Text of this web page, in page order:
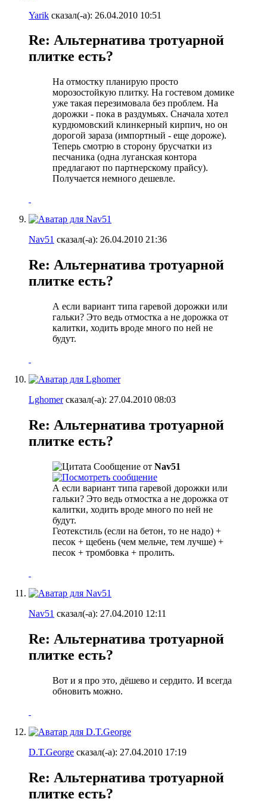
Yarik сказал(-а): 26.04.2010 10:51
Re: Альтернатива тротуарной
плитке есть?
На отмостку планирую просто
морозостойкую плитку. На гостевом домике
уже такая перезимовала без проблем. На
дорожки - пока в раздумьях. Сначала хотел
курдюмовский клинкерный кирпич, но он
дорогой зараза (импортный - еще дороже).
Теперь смотрю в сторону брусчатки из
песчаника (одна луганская контора
предлагают по партнерскому прайсу).
Получается немного дешевле.
Nav51 сказал(-а): 26.04.2010 21:36
Re: Альтернатива тротуарной
плитке есть?
А если вариант типа гаревой дорожки или
гальки? Это ведь отмостка а не дорожка от
калитки, ходить вроде много по ней не
будут.
Lghomerсказал(-а): 27.04.2010 08:03
Re: Альтернатива тротуарной
плитке есть?
Сообщение от Nav51
А если вариант типа гаревой дорожки или
гальки? Это ведь отмостка а не дорожка от
калитки, ходить вроде много по ней не
будут.
Геотекстиль (если на бетон, то не надо) +
песок + щебень (чем мельче, тем лучше) +
песок + тромбовка + пролить.
Nav51 сказал(-а): 27.04.2010 12:11
Re: Альтернатива тротуарной
плитке есть?
Вот и я про это, дёшево и сердито. И всегда
обновить можно.
D.T.George сказал(-а): 27.04.2010 17:19
Re: Альтернатива тротуарной
плитке есть?